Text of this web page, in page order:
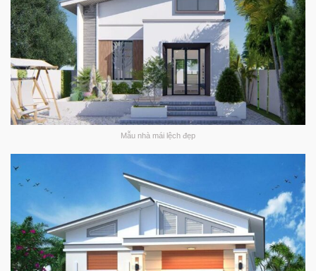
Mẫu nhà mái lệch đẹp